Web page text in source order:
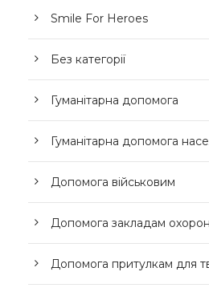
Smile For Heroes
Без категорії
Гуманітарна допомога
Гуманітарна допомога
Допомога військовим
Допомога закладам
Допомога притулкам для